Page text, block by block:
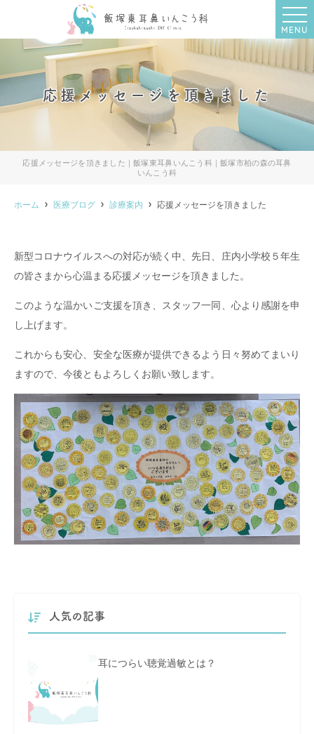
MENU
応援メッセージを頂きました
応援メッセージを頂きました｜飯塚東耳鼻いんこう科｜飯塚市柏の森の耳鼻
いんこう科
ホーム 医療ブログ 診療案内 応援メッセージを頂きました
新型コロナウイルスへの対応が続く中、先日、庄内小学校５年生
の皆さまから心温まる応援メッセージを頂きました。
このような温かいご支援を頂き、スタッフ一同、心より感謝を申
し上げます。
これからも安心、安全な医療が提供できるよう日々努めてまいり
ますので、今後ともよろしくお願い致します。
人気の記事
耳につらい聴覚過敏とは？